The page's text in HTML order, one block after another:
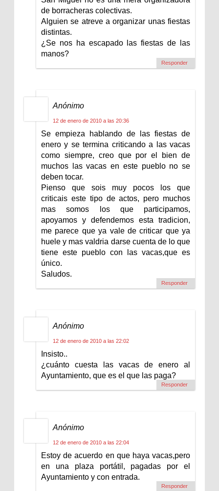
de borracheras colectivas.
Alguien se atreve a organizar unas fiestas
distintas.
¿Se nos ha escapado las fiestas de las
manos?
Responder
Anónimo
12 de enero de 2010 a las 20:36
Se empieza hablando de las fiestas de
enero y se termina criticando a las vacas
como siempre, creo que por el bien de
muchos las vacas en este pueblo no se
deben tocar.
Pienso que sois muy pocos los que
criticais este tipo de actos, pero muchos
mas somos los que participamos,
apoyamos y defendemos esta tradicion,
me parece que ya vale de criticar que ya
huele y mas valdria darse cuenta de lo que
tiene este pueblo con las vacas,que es
único.
Saludos.
Responder
Anónimo
12 de enero de 2010 a las 22:02
Insisto..
¿cuánto cuesta las vacas de enero al
Ayuntamiento, que es el que las paga?
Responder
Anónimo
12 de enero de 2010 a las 22:04
Estoy de acuerdo en que haya vacas,pero
en una plaza portátil, pagadas por el
Ayuntamiento y con entrada.
Responder